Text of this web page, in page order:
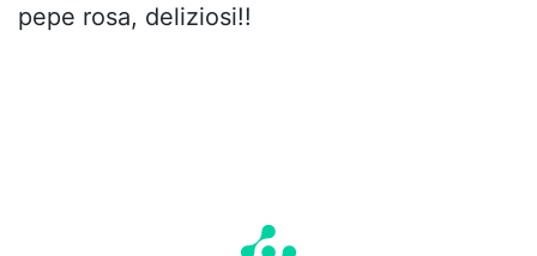
pepe rosa, deliziosi!!